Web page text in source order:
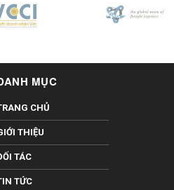
MỤC
CHỦ
THIỆU
TÁC
TỨC